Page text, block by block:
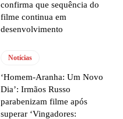
confirma que sequência do
filme continua em
desenvolvimento
Notícias
‘Homem-Aranha: Um Novo
Dia’: Irmãos Russo
parabenizam filme após
superar ‘Vingadores: